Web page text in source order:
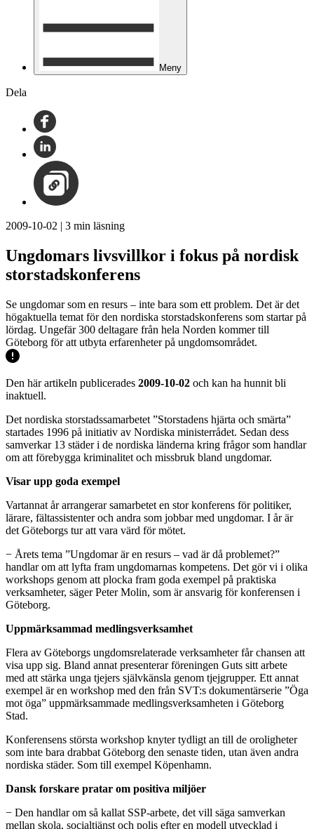
Meny
Dela
2009-10-02 | 3 min läsning
Ungdomars livsvillkor i fokus på nordisk
storstadskonferens
Se ungdomar som en resurs – inte bara som ett problem. Det är det
högaktuella temat för den nordiska storstadskonferens som startar på
lördag. Ungefär 300 deltagare från hela Norden kommer till
Göteborg för att utbyta erfarenheter på ungdomsområdet.
Den här artikeln publicerades 2009-10-02 och kan ha hunnit bli
inaktuell.
Det nordiska storstadssamarbetet ”Storstadens hjärta och smärta”
startades 1996 på initiativ av Nordiska ministerrådet. Sedan dess
samverkar 13 städer i de nordiska länderna kring frågor som handlar
om att förebygga kriminalitet och missbruk bland ungdomar.
Visar upp goda exempel
Vartannat år arrangerar samarbetet en stor konferens för politiker,
lärare, fältassistenter och andra som jobbar med ungdomar. I år är
det Göteborgs tur att vara värd för mötet.
− Årets tema ”Ungdomar är en resurs – vad är då problemet?”
handlar om att lyfta fram ungdomarnas kompetens. Det gör vi i olika
workshops genom att plocka fram goda exempel på praktiska
verksamheter, säger Peter Molin, som är ansvarig för konferensen i
Göteborg.
Uppmärksammad medlingsverksamhet
Flera av Göteborgs ungdomsrelaterade verksamheter får chansen att
visa upp sig. Bland annat presenterar föreningen Guts sitt arbete
med att stärka unga tjejers självkänsla genom tjejgrupper. Ett annat
exempel är en workshop med den från SVT:s dokumentärserie ”Öga
mot öga” uppmärksammade medlingsverksamheten i Göteborg
Stad.
Konferensens största workshop knyter tydligt an till de oroligheter
som inte bara drabbat Göteborg den senaste tiden, utan även andra
nordiska städer. Som till exempel Köpenhamn.
Dansk forskare pratar om positiva miljöer
− Den handlar om så kallat SSP-arbete, det vill säga samverkan
mellan skola, socialtjänst och polis efter en modell utvecklad i